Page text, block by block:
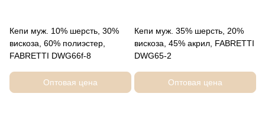
Кепи муж. 10% шерсть, 30%
вискоза, 60% полиэстер,
FABRETTI DWG66f-8
Оптовая цена
Кепи муж. 35% шерсть, 20%
вискоза, 45% акрил, FABRETTI
DWG65-2
Оптовая цена